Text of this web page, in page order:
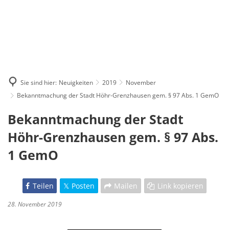
Sie sind hier: Neuigkeiten 2019
November
Bekanntmachung der Stadt Höhr-Grenzhausen gem. § 97 Abs. 1 GemO
Bekanntmachung der Stadt
Höhr-Grenzhausen gem. § 97 Abs.
1 GemO
Teilen Posten Mailen Link kopieren
28. November 2019